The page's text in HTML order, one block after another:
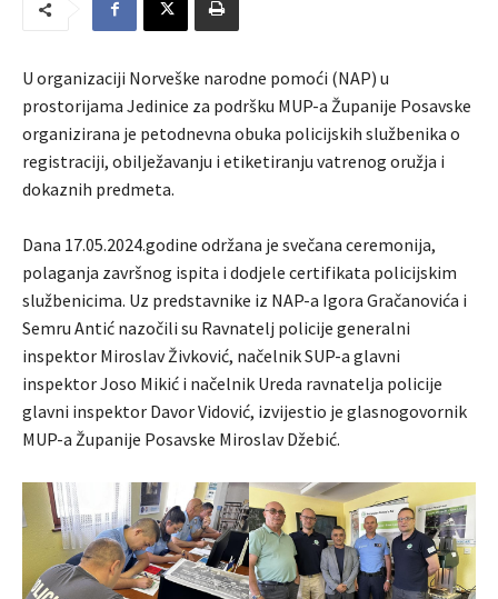
U organizaciji Norveške narodne pomoći (NAP) u
prostorijama Jedinice za podršku MUP-a Županije Posavske
organizirana je petodnevna obuka policijskih službenika o
registraciji, obilježavanju i etiketiranju vatrenog oružja i
dokaznih predmeta.
Dana 17.05.2024.godine održana je svečana ceremonija,
polaganja završnog ispita i dodjele certifikata policijskim
službenicima. Uz predstavnike iz NAP-a Igora Gračanovića i
Semru Antić nazočili su Ravnatelj policije generalni
inspektor Miroslav Živković, načelnik SUP-a glavni
inspektor Joso Mikić i načelnik Ureda ravnatelja policije
glavni inspektor Davor Vidović, izvijestio je glasnogovornik
MUP-a Županije Posavske Miroslav Džebić.